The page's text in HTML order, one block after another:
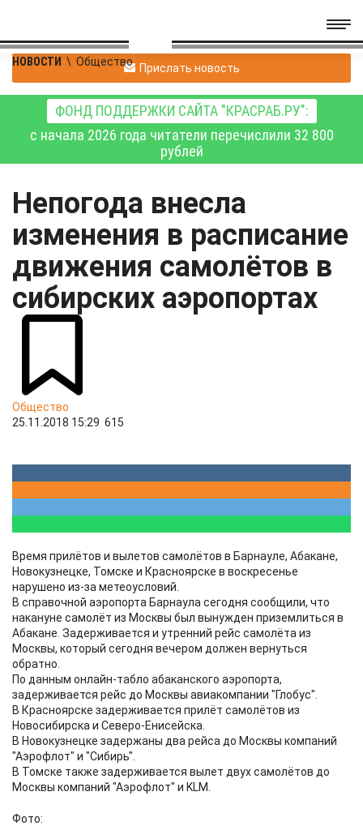
НОВОСТИ \ Общество Прислать новость
ФОНД ПОДДЕРЖКИ САЙТА "КРАСРАБ.РУ":
с начала 2026 года читатели перечислили 32 800
рублей
Непогода внесла
изменения в расписание
движения самолётов в
сибирских аэропортах
Общество
25.11.2018 15:29 615
Время прилётов и вылетов самолётов в Барнауле, Абакане,
Новокузнецке, Томске и Красноярске в воскресенье
нарушено из-за метеоусловий.
В справочной аэропорта Барнаула сегодня сообщили, что
накануне самолёт из Москвы был вынужден приземлиться в
Абакане. Задерживается и утренний рейс самолёта из
Москвы, который сегодня вечером должен вернуться
обратно.
По данным онлайн-табло абаканского аэропорта,
задерживается рейс до Москвы авиакомпании "Глобус".
В Красноярске задерживается прилёт самолётов из
Новосибирска и Северо-Енисейска.
В Новокузнецке задержаны два рейса до Москвы компаний
"Аэрофлот" и "Сибирь".
В Томске также задерживается вылет двух самолётов до
Москвы компаний "Аэрофлот" и KLM.
Фото: